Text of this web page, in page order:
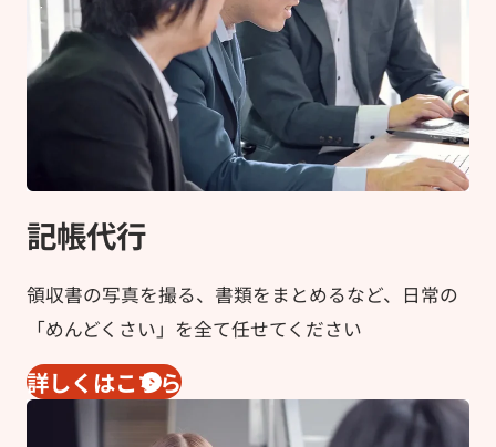
記帳代行
領収書の写真を撮る、書類をまとめるなど、日常の
「めんどくさい」を全て任せてください
詳しくはこちら